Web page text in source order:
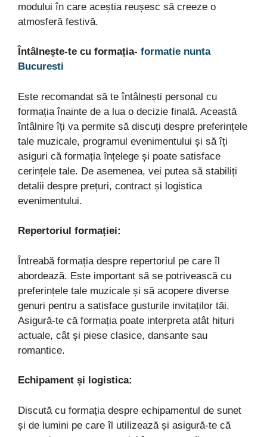
modului în care aceștia reușesc să creeze o
atmosferă festivă.
Întâlnește-te cu formația- formatie nunta
Bucuresti
Este recomandat să te întâlnești personal cu
formația înainte de a lua o decizie finală. Această
întâlnire îți va permite să discuți despre preferințele
tale muzicale, programul evenimentului și să îți
asiguri că formația înțelege și poate satisface
cerințele tale. De asemenea, vei putea să stabiliți
detalii despre prețuri, contract și logistica
evenimentului.
Repertoriul formației:
Întreabă formația despre repertoriul pe care îl
abordează. Este important să se potrivească cu
preferințele tale muzicale și să acopere diverse
genuri pentru a satisface gusturile invitaților tăi.
Asigură-te că formația poate interpreta atât hituri
actuale, cât și piese clasice, dansante sau
romantice.
Echipament și logistica:
Discută cu formația despre echipamentul de sunet
și de lumini pe care îl utilizează și asigură-te că